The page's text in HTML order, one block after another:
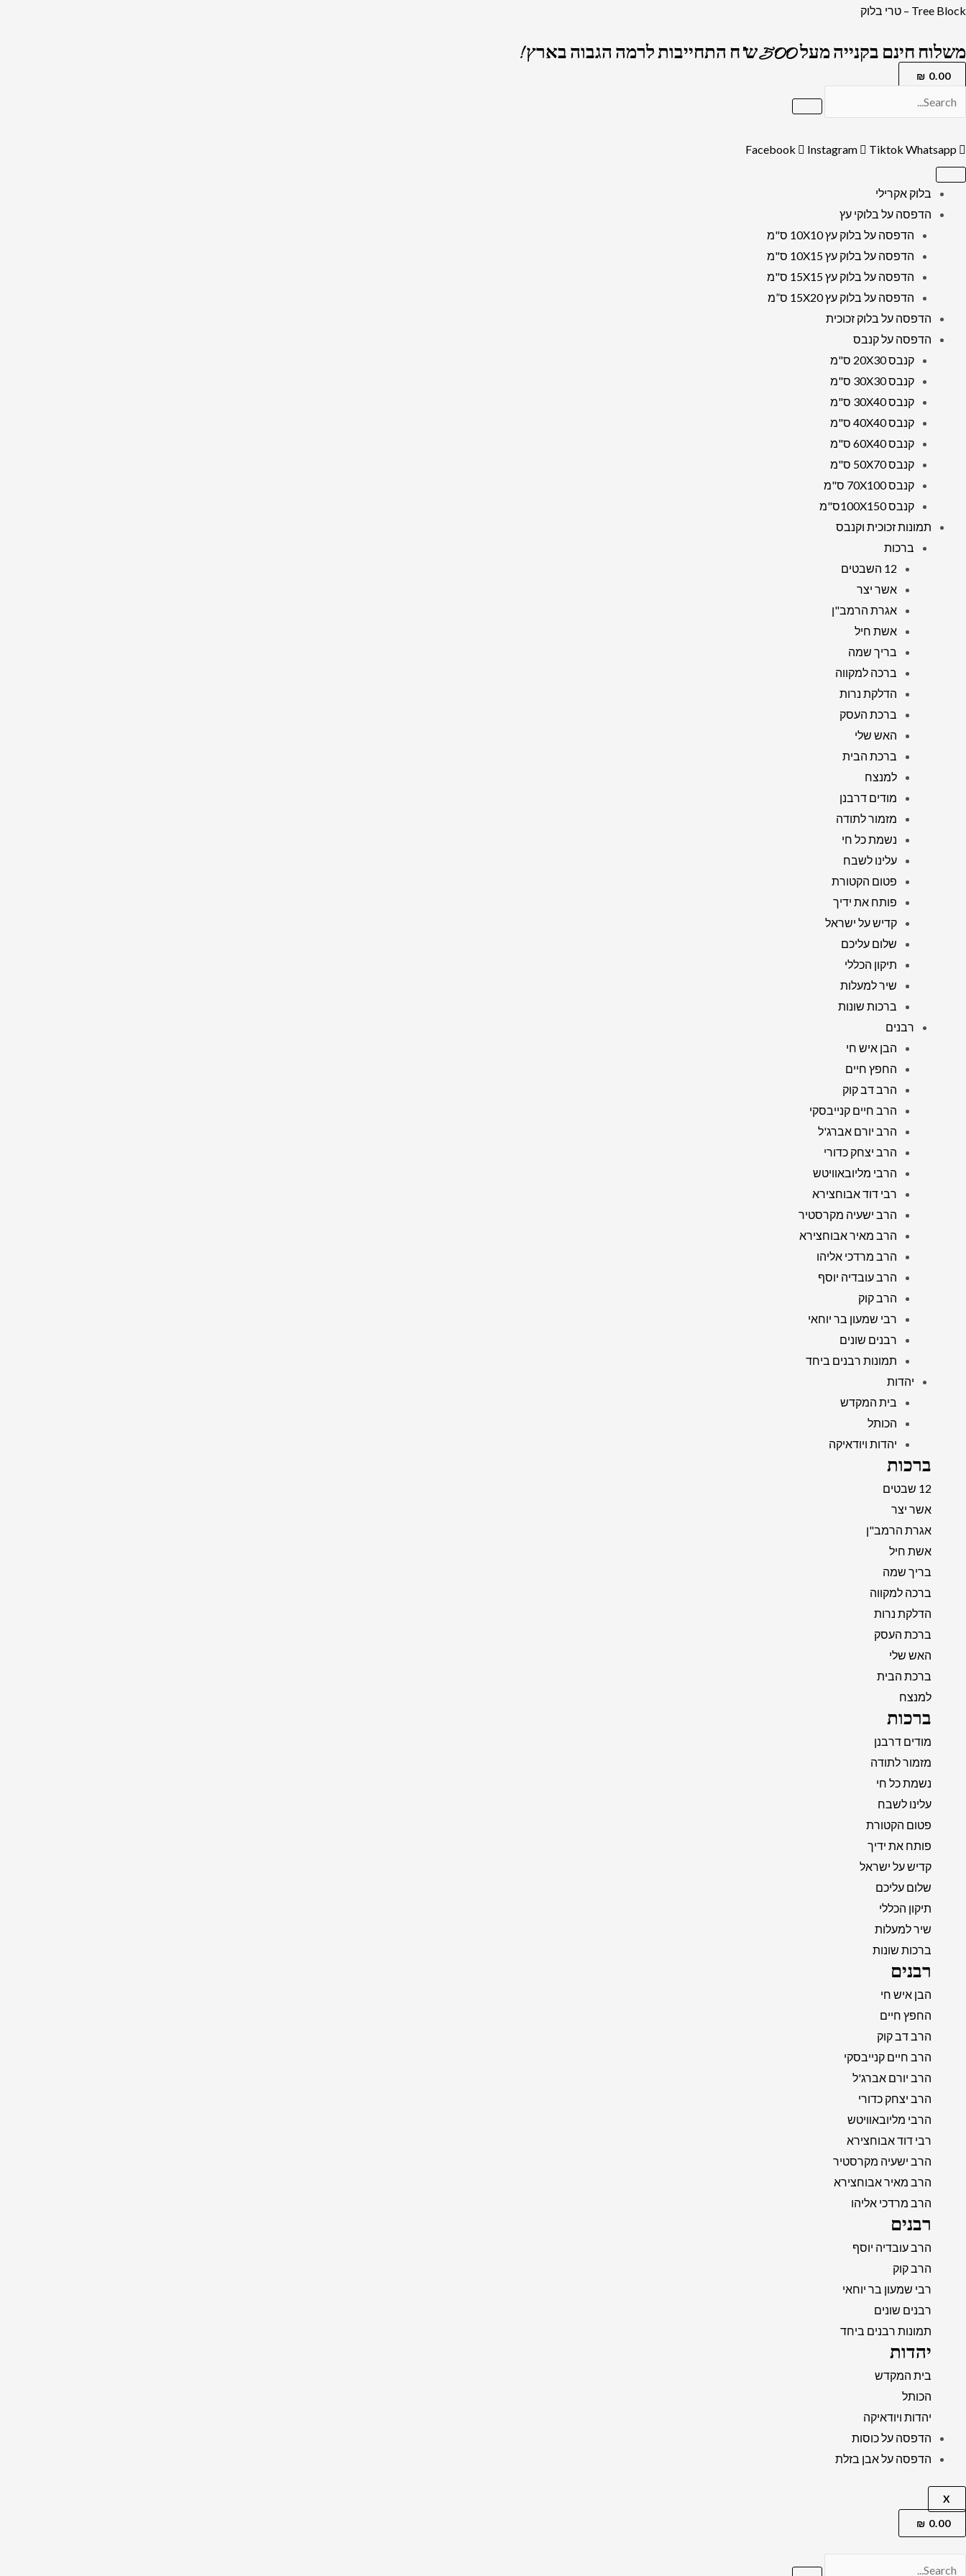
דילוג
Tree Block – טרי בלוק
משלוח חינם בקנייה מעל 500 ש"ח התחייבות לרמה הגבוה בארץ !
0.00
₪
Facebook Instagram Tiktok Whatsapp
בלוק אקרילי
הדפסה על בלוקי עץ
הדפסה על בלוק עץ 10X10 ס"מ
הדפסה על בלוק עץ 10X15 ס"מ
הדפסה על בלוק עץ 15X15 ס"מ
הדפסה על בלוק עץ 15X20 ס”מ
הדפסה על בלוק זכוכית
הדפסה על קנבס
קנבס 20X30 ס"מ
קנבס 30X30 ס"מ
קנבס 30X40 ס"מ
קנבס 40X40 ס"מ
קנבס 60X40 ס"מ
קנבס 50X70 ס"מ
קנבס 70X100 ס"מ
קנבס 100X150ס"מ
תמונות זכוכית וקנבס
ברכות
12 השבטים
אשר יצר
אגרת הרמב"ן
אשת חיל
בריך שמה
ברכה למקווה
הדלקת נרות
ברכת העסק
האש שלי
ברכת הבית
למנצח
מודים דרבנן
מזמור לתודה
נשמת כל חי
עלינו לשבח
פטום הקטורת
פותח את ידיך
קדיש על ישראל
שלום עליכם
תיקון הכללי
שיר למעלות
ברכות שונות
רבנים
הבן איש חי
החפץ חיים
הרב דב קוק
הרב חיים קנייבסקי
הרב יורם אברג'ל
הרב יצחק כדורי
הרבי מליובאוויטש
רבי דוד אבוחצירא
הרב ישעיה מקרסטיר
הרב מאיר אבוחצירא
הרב מרדכי אליהו
הרב עובדיה יוסף
הרב קוק
רבי שמעון בר יוחאי
רבנים שונים
תמונות רבנים ביחד
יהדות
בית המקדש
הכותל
יהדות ויודאיקה
ברכות
12 שבטים
אשר יצר
אגרת הרמב"ן
אשת חיל
בריך שמה
ברכה למקווה
הדלקת נרות
ברכת העסק
האש שלי
ברכת הבית
למנצח
ברכות
מודים דרבנן
מזמור לתודה
נשמת כל חי
עלינו לשבח
פטום הקטורת
פותח את ידיך
קדיש על ישראל
שלום עליכם
תיקון הכללי
שיר למעלות
ברכות שונות
רבנים
הבן איש חי
החפץ חיים
הרב דב קוק
הרב חיים קנייבסקי
הרב יורם אברג'ל
הרב יצחק כדורי
הרבי מליובאוויטש
רבי דוד אבוחצירא
הרב ישעיה מקרסטיר
הרב מאיר אבוחצירא
הרב מרדכי אליהו
רבנים
הרב עובדיה יוסף
הרב קוק
רבי שמעון בר יוחאי
רבנים שונים
תמונות רבנים ביחד
יהדות
בית המקדש
הכותל
יהדות ויודאיקה
הדפסה על כוסות
הדפסה על אבן בזלת
X
0.00
₪
כמות
5910
של
ישעיה
להדפסה
על
קנבס
או
זכוכית
מחוסמת